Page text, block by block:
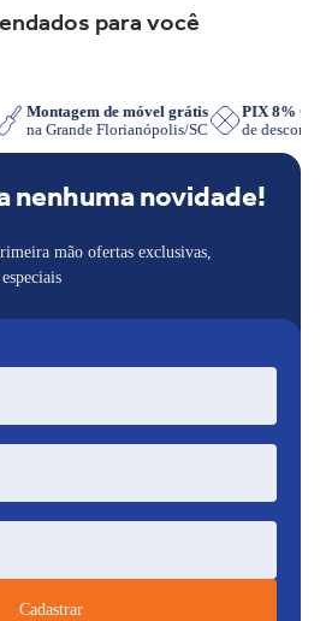
para você
Montagem de móvel grátis
na Grande Florianópolis/SC
PIX 8%
de
nenhuma novidade!
mão ofertas exclusivas,
Cadastrar